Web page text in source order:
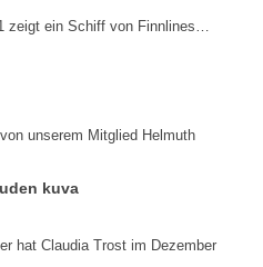
zeigt ein Schiff von Finnlines…
unserem Mitglied Helmuth
kuva
hat Claudia Trost im Dezember